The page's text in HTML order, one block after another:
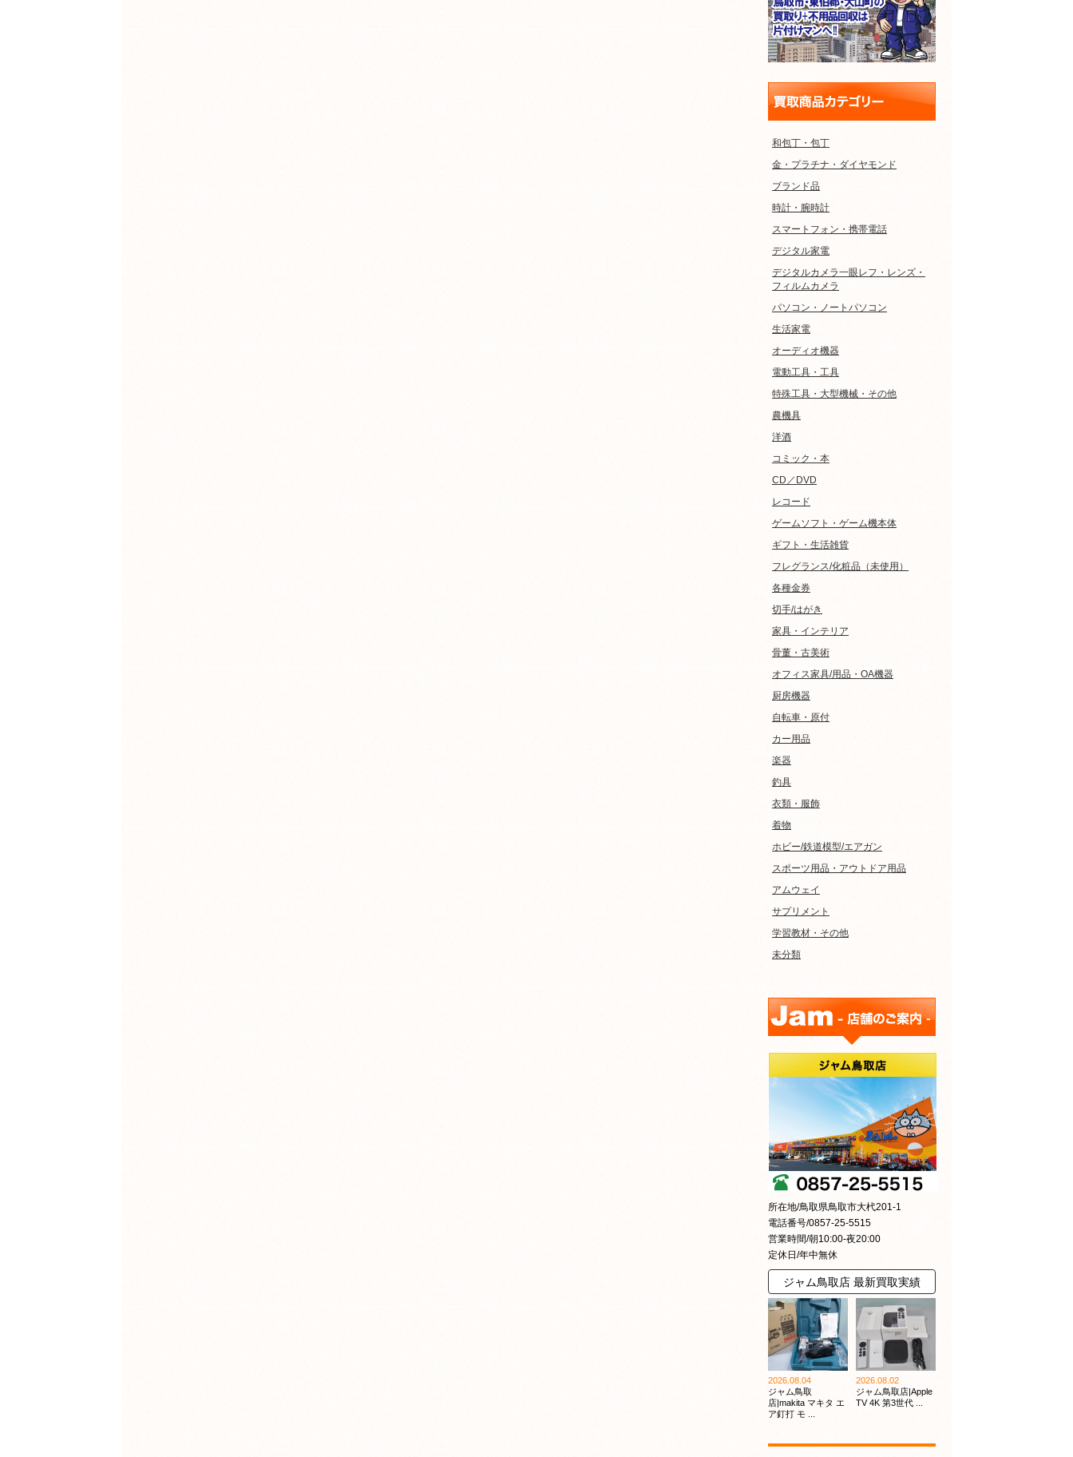
和包丁・包丁
金・プラチナ・ダイヤモンド
ブランド品
時計・腕時計
スマートフォン・携帯電話
デジタル家電
デジタルカメラ一眼レフ・レンズ・
フィルムカメラ
パソコン・ノートパソコン
生活家電
オーディオ機器
電動工具・工具
特殊工具・大型機械・その他
農機具
洋酒
コミック・本
CD／DVD
レコード
ゲームソフト・ゲーム機本体
ギフト・生活雑貨
フレグランス/化粧品（未使用）
各種金券
切手/はがき
家具・インテリア
骨董・古美術
オフィス家具/用品・OA機器
厨房機器
自転車・原付
カー用品
楽器
釣具
衣類・服飾
着物
ホビー/鉄道模型/エアガン
スポーツ用品・アウトドア用品
アムウェイ
サプリメント
学習教材・その他
未分類
所在地/鳥取県鳥取市大杙201-1
電話番号/0857-25-5515
営業時間/朝10:00-夜20:00
定休日/年中無休
ジャム鳥取店 最新買取実績
2026.08.04
ジャム鳥取
店|makita マキタ エ
ア釘打 モ ...
2026.08.02
ジャム鳥取店|Apple
TV 4K 第3世代 ...